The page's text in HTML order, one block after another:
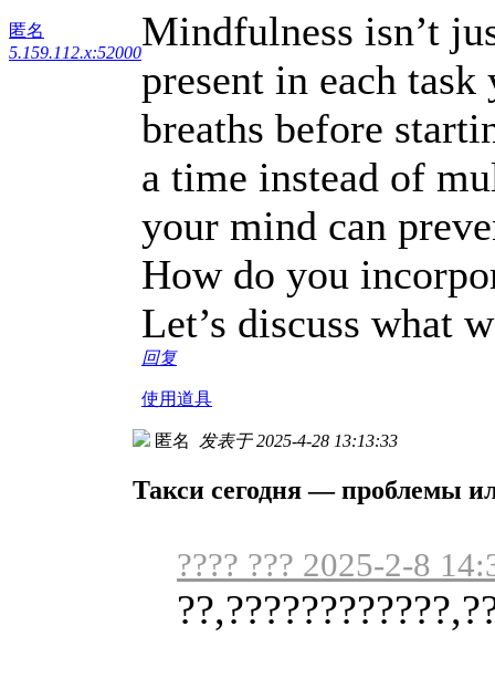
匿名
5.159.112.x:52000Mindfulness isn’t
present in each
breaths before
a time instead of
your mind can
How do you
Let’s discuss what
回复
使用道具
匿名 发表于 2025-4-28 13:13:33
Такси сегодня — проблемы
???? ??? 2025-2-8